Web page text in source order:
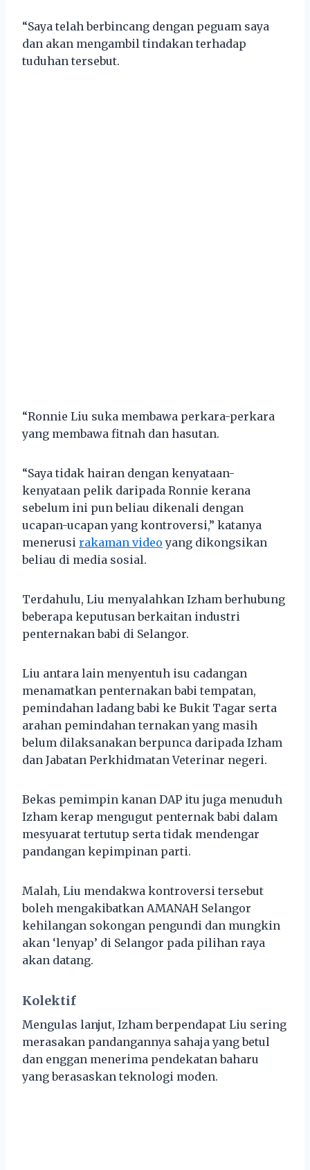
“Saya telah berbincang dengan peguam saya
dan akan mengambil tindakan terhadap
tuduhan tersebut.
“Ronnie Liu suka membawa perkara-perkara
yang membawa fitnah dan hasutan.
“Saya tidak hairan dengan kenyataan-
kenyataan pelik daripada Ronnie kerana
sebelum ini pun beliau dikenali dengan
ucapan-ucapan yang kontroversi,” katanya
menerusi rakaman video yang dikongsikan
beliau di media sosial.
Terdahulu, Liu menyalahkan Izham berhubung
beberapa keputusan berkaitan industri
penternakan babi di Selangor.
Liu antara lain menyentuh isu cadangan
menamatkan penternakan babi tempatan,
pemindahan ladang babi ke Bukit Tagar serta
arahan pemindahan ternakan yang masih
belum dilaksanakan berpunca daripada Izham
dan Jabatan Perkhidmatan Veterinar negeri.
Bekas pemimpin kanan DAP itu juga menuduh
Izham kerap mengugut penternak babi dalam
mesyuarat tertutup serta tidak mendengar
pandangan kepimpinan parti.
Malah, Liu mendakwa kontroversi tersebut
boleh mengakibatkan AMANAH Selangor
kehilangan sokongan pengundi dan mungkin
akan ‘lenyap’ di Selangor pada pilihan raya
akan datang.
Kolektif
Mengulas lanjut, Izham berpendapat Liu sering
merasakan pandangannya sahaja yang betul
dan enggan menerima pendekatan baharu
yang berasaskan teknologi moden.